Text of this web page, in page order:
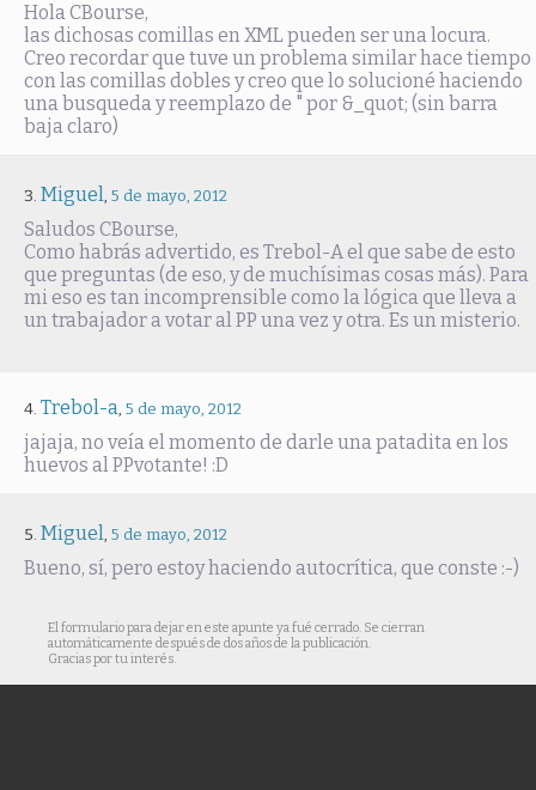
Hola CBourse,
las dichosas comillas en XML pueden ser una locura.
Creo recordar que tuve un problema similar hace tiempo
con las comillas dobles y creo que lo solucioné haciendo
una busqueda y reemplazo de " por &_quot; (sin barra
baja claro)
Miguel, 5 de mayo, 2012
Saludos CBourse,
Como habrás advertido, es Trebol-A el que sabe de esto
que preguntas (de eso, y de muchísimas cosas más). Para
mi eso es tan incomprensible como la lógica que lleva a
un trabajador a votar al PP una vez y otra. Es un misterio.
Trebol-a, 5 de mayo, 2012
jajaja, no veía el momento de darle una patadita en los
huevos al PPvotante! :D
Miguel, 5 de mayo, 2012
Bueno, sí, pero estoy haciendo autocrítica, que conste :-)
El formulario para dejar en este apunte ya fué cerrado. Se cierran
automáticamente después de dos años de la publicación.
Gracias por tu interés.